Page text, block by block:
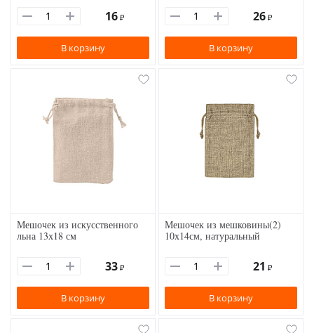
16 ₽
В корзину
26 ₽
В корзину
Мешочек из искусственного
льна 13х18 см
33 ₽
В корзину
Мешочек из мешковины(2)
10х14см, натуральный
21 ₽
В корзину